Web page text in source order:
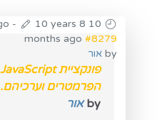
10 years 8 months ago
-
10 years 8
months ago #8279
by אור
הפרמטרים וערכיהם.
by אור